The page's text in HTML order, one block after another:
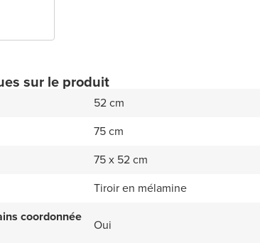
sur le produit
52 cm
75 cm
75 x 52 cm
Tiroir en mélamine
coordonnée
Oui